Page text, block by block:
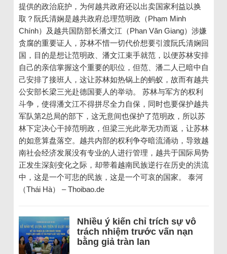
提供的政治庇护，为何越共政府还以出卖国家利益以换
取？阮氏清娴是越共政府总理范明政（Phạm Minh
Chính）及越共国防部长潘文江（Phan Văn Giang）涉嫌
贪腐的重要证人，苏林不惜一切代价想要引渡阮氏清娴回
国，目的是想让范明政、潘文江束手就范，以便苏林安排
自己的亲信掌握这个重要的职位，但范、潘二人已暗中自
己安排了接班人，这让苏林如热锅上的蚂蚁，故而有越共
公安部长梁三光赴德国要人的举动。 苏林与军方的权利
斗争，使得潘文江不得拼尽全力自保，同时也要保护越共
军队第2总局的部下，这无意间也保护了范明政，所以苏
林下定决心干掉范明政，但梁三光此举无功而返，让苏林
的如意算盘落空。越共内部的权利争夺暗流涌动，导致越
南社会经济发展没有专业的人进行管理，越共于国际局势
正发生深刻变化之际，却带着越南民族逆行在历史的洪流
中，这是一个可悲的民族，这是一个可哀的国家。 泰河
（Thái Hà） – Thoibao.de
Nhiều ý kiến chỉ trích sự vô
trách nhiệm trước vấn nạn
bằng giả tràn lan